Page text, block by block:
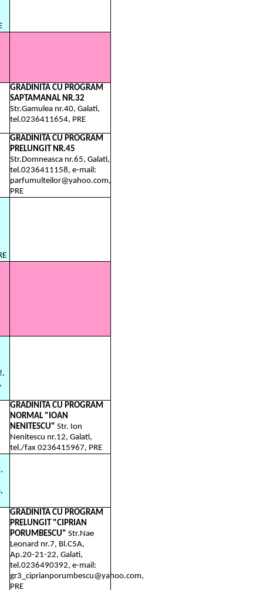
GRADINITA CU PROGRAM
SAPTAMANAL NR.32
Str.Gamulea nr.40, Galati,
tel.0236411654, PRE
GRADINITA CU PROGRAM
PRELUNGIT NR.45
Str.Domneasca nr.65, Galati,
tel.0236411158, e-mail:
parfumulteilor@yahoo.com,
PRE
GRADINITA CU PROGRAM
NORMAL "IOAN
NENITESCU" Str. Ion
Nenitescu nr.12, Galati,
tel./fax 0236415967, PRE
GRADINITA CU PROGRAM
PRELUNGIT "CIPRIAN
PORUMBESCU" Str.Nae
Leonard nr.7, Bl.C5A,
Ap.20-21-22, Galati,
tel.0236490392, e-mail:
gr3_ciprianporumbescu@yahoo.com,
PRE